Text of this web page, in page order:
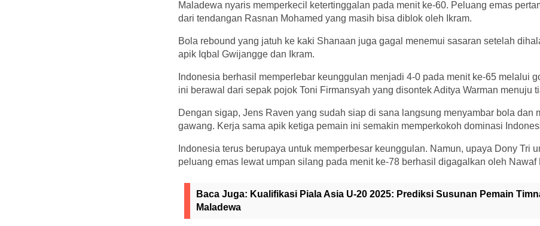
Maladewa nyaris memperkecil ketertinggalan pada menit ke-60. Peluang emas
dari tendangan Rasnan Mohamed yang masih bisa diblok oleh Ikram.
Bola rebound yang jatuh ke kaki Shanaan juga gagal menemui sasaran setelah
apik Iqbal Gwijangge dan Ikram.
Indonesia berhasil memperlebar keunggulan menjadi 4-0 pada menit ke-65 melalui
ini berawal dari sepak pojok Toni Firmansyah yang disontek Aditya Warman menuju
Dengan sigap, Jens Raven yang sudah siap di sana langsung menyambar bola dan
gawang. Kerja sama apik ketiga pemain ini semakin memperkokoh dominasi
Indonesia terus berupaya untuk memperbesar keunggulan. Namun, upaya Dony Tri
peluang emas lewat umpan silang pada menit ke-78 berhasil digagalkan oleh Nawaf
Baca Juga: Kualifikasi Piala Asia U-20 2025: Prediksi Susunan Pemain
Maladewa